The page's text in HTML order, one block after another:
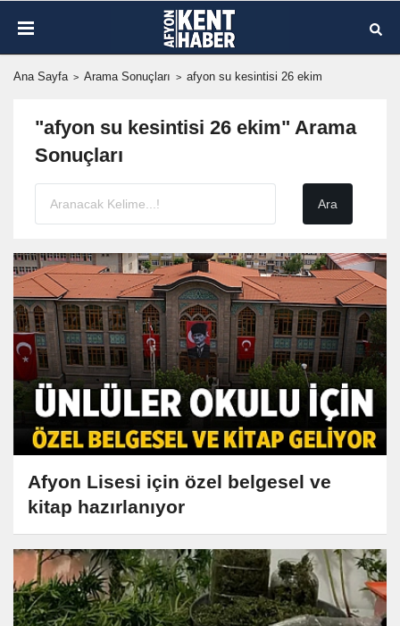
Ana Sayfa Arama Sonuçları afyon su kesintisi 26 ekim
"afyon su kesintisi 26 ekim" Arama
Sonuçları
Afyon Lisesi için özel belgesel ve
kitap hazırlanıyor